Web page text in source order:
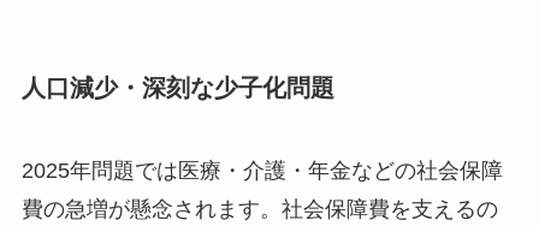
人口減少・深刻な少子化問題
2025年問題では医療・介護・年金などの社会保障
費の急増が懸念されます。社会保障費を支えるの